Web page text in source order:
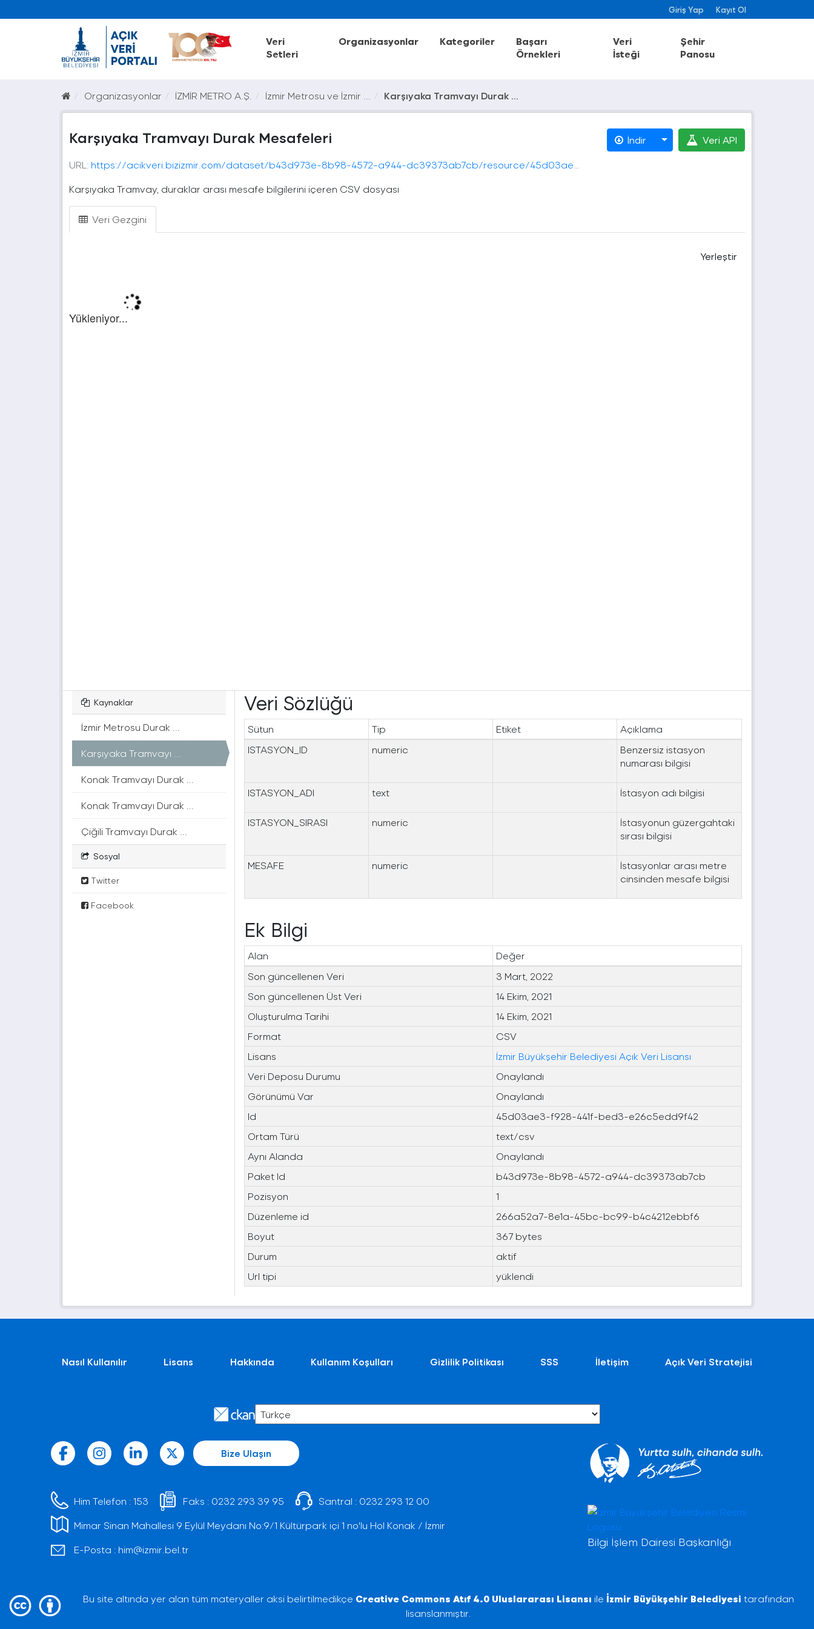
Giriş Yap Kayıt Ol
Veri
Setleri
Organizasyonlar Kategoriler
Başarı
Örnekleri
Veri
İsteği
Şehir
Panosu
Organizasyonlar İZMİR METRO A.Ş. İzmir Metrosu ve İzmir ... Karşıyaka Tramvayı Durak ...
İndir Veri API
Karşıyaka Tramvayı Durak Mesafeleri
URL: https://acikveri.bizizmir.com/dataset/b43d973e-8b98-4572-a944-dc39373ab7cb/resource/45d03ae3-f928-441f-bed3-e26c5edd9f42/download/tramvay-karsiyaka-durak-mesafeleri.csv
Karşıyaka Tramvay, duraklar arası mesafe bilgilerini içeren CSV dosyası
Veri Gezgini
Yerleştir
Kaynaklar
İzmir Metrosu Durak ...
Karşıyaka Tramvayı ...
Konak Tramvayı Durak ...
Konak Tramvayı Durak ...
Çiğili Tramvayı Durak ...
Sosyal
Twitter
Facebook
Veri Sözlüğü
Sütun Tip Etiket
Açıklama
ISTASYON_ID
numeric
Benzersiz istasyon
numarası bilgisi
ISTASYON_ADI text İstasyon adı bilgisi
ISTASYON_SIRASI numeric
İstasyonun güzergahtaki
sırası bilgisi
MESAFE numeric
İstasyonlar arası metre
cinsinden mesafe bilgisi
Ek Bilgi
Alan
Değer
Son güncellenen Veri
3 Mart, 2022
Son güncellenen Üst Veri
14 Ekim, 2021
Oluşturulma Tarihi
14 Ekim, 2021
Format
CSV
Lisans
İzmir Büyükşehir Belediyesi Açık Veri Lisansı
Veri Deposu Durumu
Onaylandı
Görünümü Var
Onaylandı
Id
45d03ae3-f928-441f-bed3-e26c5edd9f42
Ortam Türü
text/csv
Aynı Alanda
Onaylandı
Paket Id
b43d973e-8b98-4572-a944-dc39373ab7cb
Pozisyon
1
Düzenleme id
266a52a7-8e1a-45bc-bc99-b4c4212ebbf6
Boyut
367 bytes
Durum
aktif
Url tipi
yüklendi
Nasıl Kullanılır Lisans Hakkında Kullanım Koşulları Gizlilik Politikası SSS İletişim Açık Veri Stratejisi
Bize Ulaşın
Him Telefon :153 Faks : 0232 293 39 95 Santral : 0232 293 12 00
Mimar Sinan Mahallesi 9 Eylül Meydanı No:9/1 Kültürpark içi 1 no'lu Hol Konak / İzmir
E-Posta : him@izmir.bel.tr
Bilgi İşlem Dairesi Başkanlığı
Bu site altında yer alan tüm materyaller aksi belirtilmedikçe Creative Commons Atıf 4.0 Uluslararası Lisansı ile İzmir Büyükşehir Belediyesi tarafından
lisanslanmıştır.